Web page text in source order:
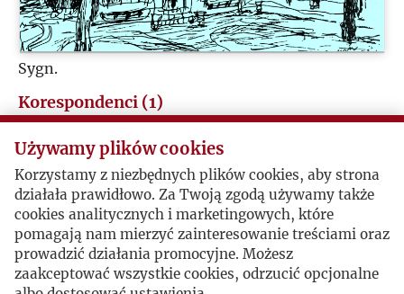
H
J
K
L
Ł
Sygn.
Korespondenci (1)
Franciszek Wilk
Bolesław Biłogan / Franciszek Wilk
Subskrypcja Pamiętników Witosa
Używamy plików cookies
Korzystamy z niezbędnych plików cookies, aby strona
działała prawidłowo. Za Twoją zgodą używamy także
cookies analitycznych i marketingowych, które
pomagają nam mierzyć zainteresowanie treściami oraz
prowadzić działania promocyjne. Możesz
zaakceptować wszystkie cookies, odrzucić opcjonalne